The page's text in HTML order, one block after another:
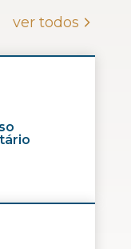
ver todos